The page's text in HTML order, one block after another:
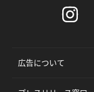
広告について